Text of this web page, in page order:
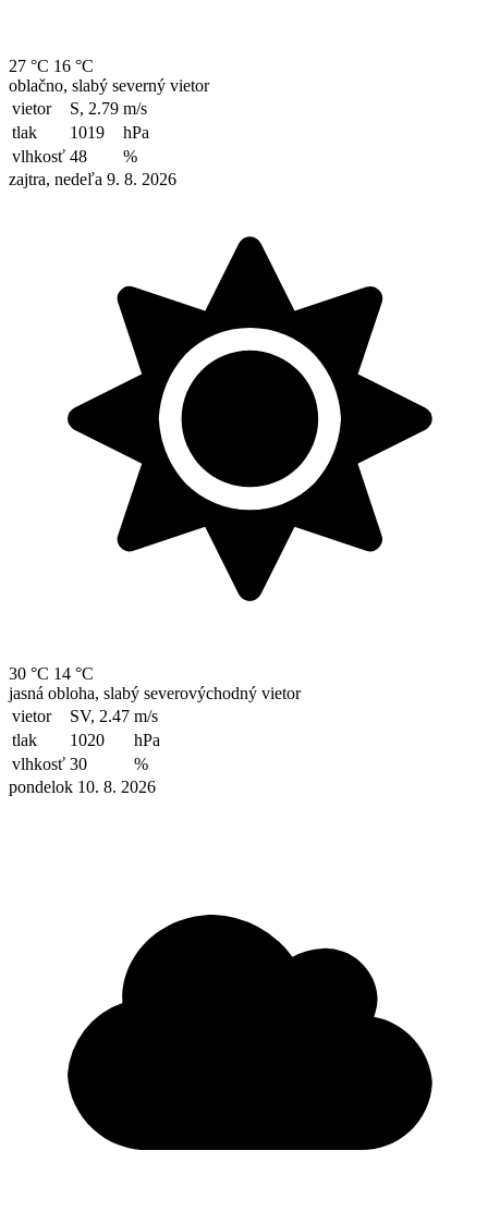
27 °C 16 °C
oblačno, slabý severný vietor
vietor
S, 2.79 m/s
tlak
1019
hPa
vlhkosť 48
%
zajtra, nedeľa 9. 8. 2026
30 °C 14 °C
jasná obloha, slabý severovýchodný vietor
vietor
SV, 2.47 m/s
tlak
1020
hPa
vlhkosť 30
%
pondelok 10. 8. 2026